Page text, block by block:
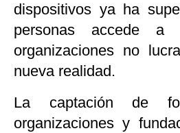
dispositivos ya ha
personas accede
organizaciones no
nueva realidad.
La captación de
organizaciones y